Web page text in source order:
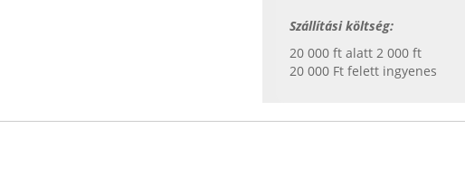
Szállítási költség:
20 000 ft alatt 2 000 ft
20 000 Ft felett ingyenes